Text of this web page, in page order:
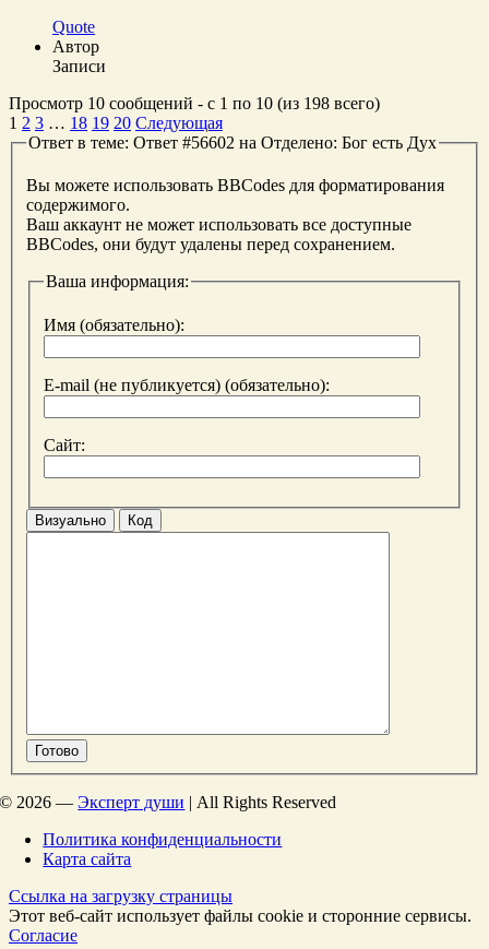
Quote
Автор
Записи
Просмотр 10 сообщений - с 1 по 10 (из 198 всего)
1 2 3 … 18 19 20 Следующая
Ответ в теме: Ответ #56602 на Отделено: Бог есть Дух
Вы можете использовать BBCodes для форматирования
содержимого.
Ваш аккаунт не может использовать все доступные
BBCodes, они будут удалены перед сохранением.
Ваша информация:
Имя (обязательно):
E-mail (не публикуется) (обязательно):
Сайт:
Визуально Код
Готово
© 2026 —Эксперт души | All Rights Reserved
Политика конфиденциальности
Карта сайта
Ссылка на загрузку страницы
Этот веб-сайт использует файлы cookie и сторонние сервисы.
Согласие